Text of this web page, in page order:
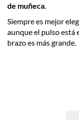
de muñeca
Siempre es mejor
aunque el pulso está
brazo es más grande.